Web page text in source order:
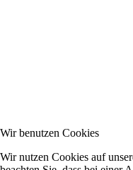
Wir benutzen Cookies
Wir nutzen Cookies auf